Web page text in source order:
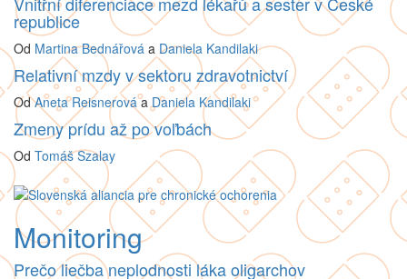
republice
Od Martina Bednářová a Daniela Kandilaki
Relativní mzdy v sektoru zdravotnictví
OdAneta ReisnerováaDaniela Kandilaki
Zmeny prídu až po voľbách
Od Tomáš Szalay
Monitoring
Prečo liečba neplodnosti láka oligarchov